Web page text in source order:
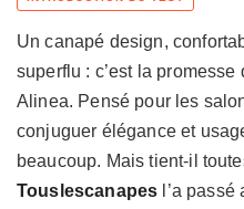
Un canapé design,
superflu : c’est la promesse
Alinea. Pensé pour les
conjuguer élégance et
beaucoup. Mais tient-il
Touslescanapes l’a